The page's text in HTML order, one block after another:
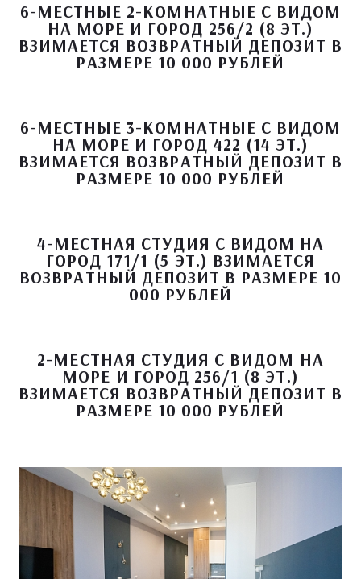
6-МЕСТНЫЕ 2-КОМНАТНЫЕ С ВИДОМ
НА МОРЕ И ГОРОД 256/2 (8 ЭТ.)
ВЗИМАЕТСЯ ВОЗВРАТНЫЙ ДЕПОЗИТ В
РАЗМЕРЕ 10 000 РУБЛЕЙ
6-МЕСТНЫЕ 3-КОМНАТНЫЕ С ВИДОМ
НА МОРЕ И ГОРОД 422 (14 ЭТ.)
ВЗИМАЕТСЯ ВОЗВРАТНЫЙ ДЕПОЗИТ В
РАЗМЕРЕ 10 000 РУБЛЕЙ
4-МЕСТНАЯ СТУДИЯ С ВИДОМ НА
ГОРОД 171/1 (5 ЭТ.) ВЗИМАЕТСЯ
ВОЗВРАТНЫЙ ДЕПОЗИТ В РАЗМЕРЕ 10
000 РУБЛЕЙ
2-МЕСТНАЯ СТУДИЯ С ВИДОМ НА
МОРЕ И ГОРОД 256/1 (8 ЭТ.)
ВЗИМАЕТСЯ ВОЗВРАТНЫЙ ДЕПОЗИТ В
РАЗМЕРЕ 10 000 РУБЛЕЙ